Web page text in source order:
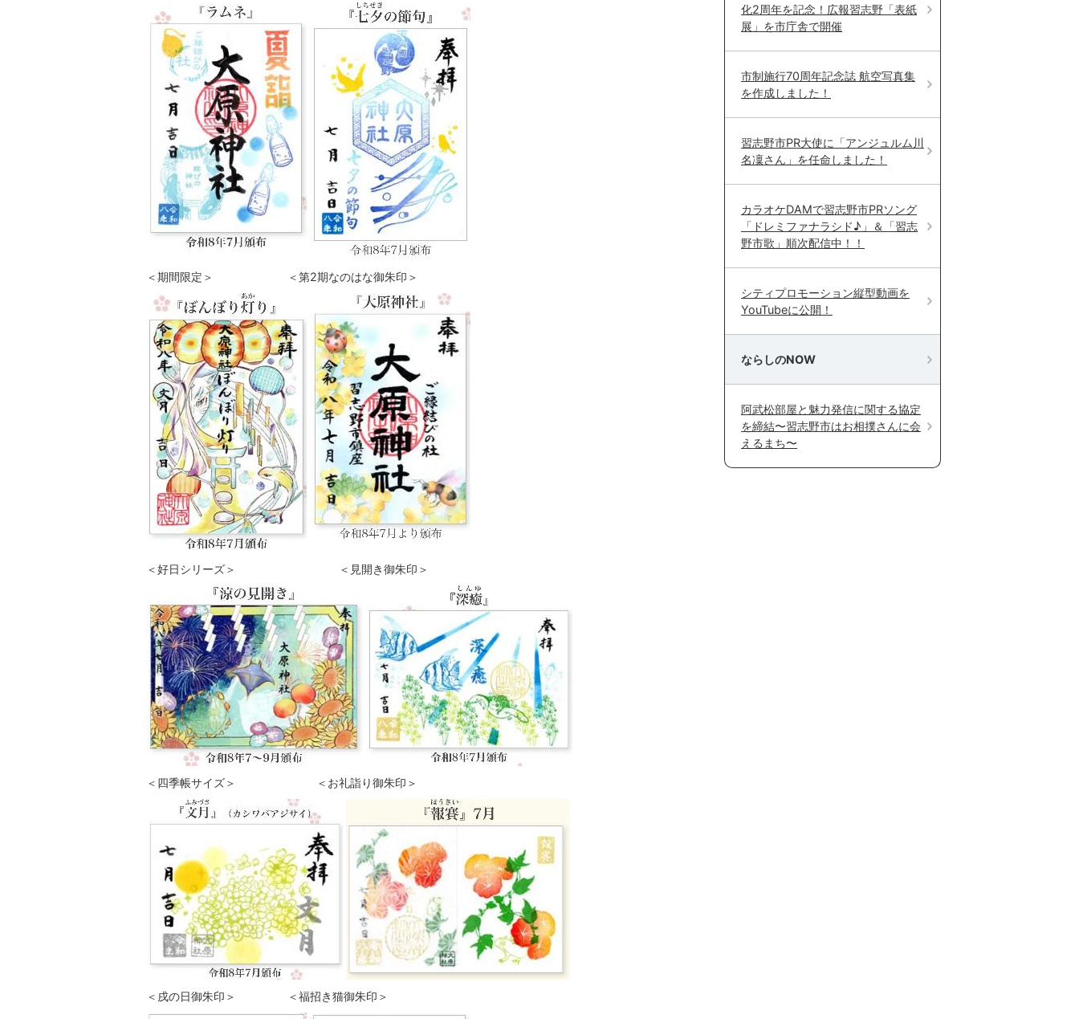
＜期間限定＞ ＜第2期なのはな御朱印＞
＜好日シリーズ＞ ＜見開き御朱印＞
＜四季帳サイズ＞ ＜お礼詣り御朱印＞
＜戌の日御朱印＞ ＜福招き猫御朱印＞
化2周年を記念！広報習志野「表紙
展」を市庁舎で開催
市制施行70周年記念誌 航空写真集
を作成しました！
習志野市PR大使に「アンジュルム川
名凜さん」を任命しました！
カラオケDAMで習志野市PRソング
「ドレミファナラシド♪」＆「習志
野市歌」順次配信中！！
シティプロモーション縦型動画を
YouTubeに公開！
ならしのNOW
阿武松部屋と魅力発信に関する協定
を締結〜習志野市はお相撲さんに会
えるまち〜